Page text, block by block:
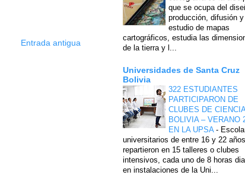
Entrada antigua
que se ocupa del
producción, difusión y
estudio de mapas
cartográficos, estudia las
de la tierra y l...
Universidades de Santa Cruz
Bolivia
322 ESTUDIANTES
PARTICIPARON DE
CLUBES DE CIENCIA
BOLIVIA – VERANO
EN LA UPSA -
universitarios de entre 16 y 22
repartieron en 15 talleres o clubes
intensivos, cada uno de 8 horas
en instalaciones de la Uni...